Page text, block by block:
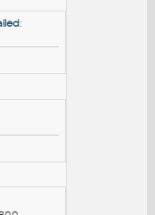
200
detailed